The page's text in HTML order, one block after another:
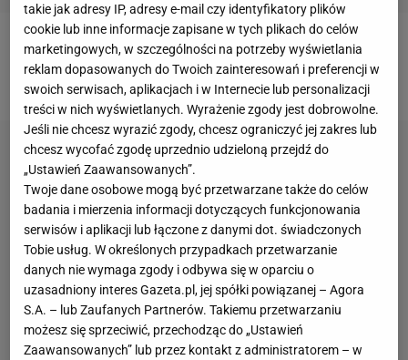
To oczywiścieStachurskyna planie swojego
nowego klipu. Fajnie wygląda?
takie jak adresy IP, adresy e-mail czy identyfikatory plików
cookie lub inne informacje zapisane w tych plikach do celów
marketingowych, w szczególności na potrzeby wyświetlania
reklam dopasowanych do Twoich zainteresowań i preferencji w
swoich serwisach, aplikacjach i w Internecie lub personalizacji
treści w nich wyświetlanych. Wyrażenie zgody jest dobrowolne.
Jeśli nie chcesz wyrazić zgody, chcesz ograniczyć jej zakres lub
chcesz wycofać zgodę uprzednio udzieloną przejdź do
„Ustawień Zaawansowanych”.
Twoje dane osobowe mogą być przetwarzane także do celów
badania i mierzenia informacji dotyczących funkcjonowania
serwisów i aplikacji lub łączone z danymi dot. świadczonych
Tobie usług. W określonych przypadkach przetwarzanie
danych nie wymaga zgody i odbywa się w oparciu o
uzasadniony interes Gazeta.pl, jej spółki powiązanej – Agora
S.A. – lub Zaufanych Partnerów. Takiemu przetwarzaniu
możesz się sprzeciwić, przechodząc do „Ustawień
Zaawansowanych” lub przez kontakt z administratorem – w